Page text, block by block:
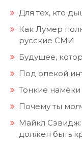
Для тех, кто
Как Лумер
русские СМИ
Будущее,
Под опекой
Тонкие намёки
Почему ты
Майкл
должен быть